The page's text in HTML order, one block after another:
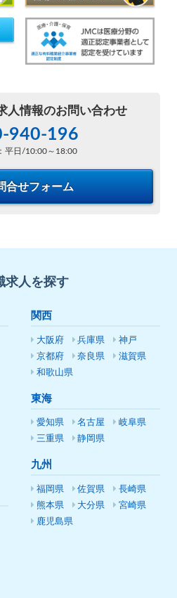
人情報のお問い合わせ
940-196
平日/10:00～18:00
合せフォーム
求人を探す
関西
大阪府 兵庫県
神戸
京都府
奈良県
滋賀県
和歌山県
東海
愛知県 名古屋
岐阜県
三重県
静岡県
九州
福岡県 佐賀県
長崎県
熊本県
大分県
宮崎県
鹿児島県